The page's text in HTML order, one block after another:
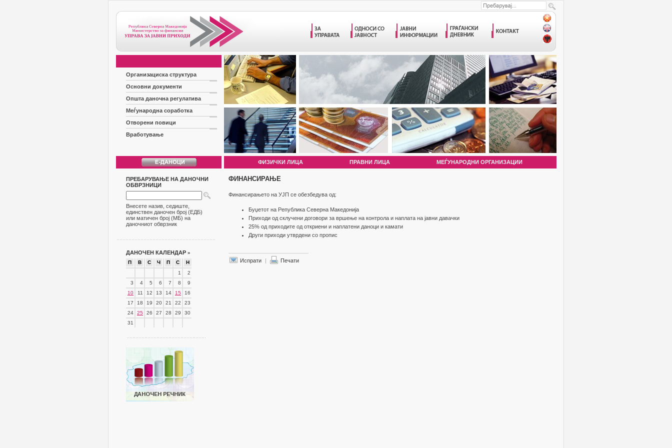
Организациска структура
Основни документи
Општа даночна регулатива
Меѓународна соработка
Отворени повици
Вработување
ФИЗИЧКИ ЛИЦА ПРАВНИ ЛИЦА МЕЃУНАРОДНИ ОРГАНИЗАЦИИ
ПРЕБАРУВАЊЕ НА ДАНОЧНИ
ОБВРЗНИЦИ
Внесете назив, седиште,
единствен даночен број (ЕДБ)
или матичен број (МБ) на
даночниот обврзник
ДАНОЧЕН КАЛЕНДАР »
П В С Ч П С
Н
1
2
3
4 5 6 7 8
9
10
11 12 13 14 15
16
17
18 19 20 21 22
23
24
25 26 27 28 29
30
31
ФИНАНСИРАЊЕ
Финансирањето на УЈП се обезбедува од:
Буџетот на Република Северна Македонија
Приходи од склучени договори за вршење на контрола и наплата на јавни давачки
25% од приходите од откриени и наплатени даноци и камати
Други приходи утврдени со пропис
Испрати | Печати